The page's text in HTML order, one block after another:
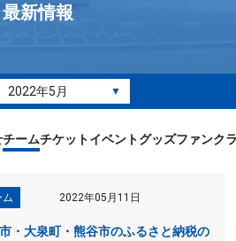
最新情報
2022年5月 ▼
チームチケットイベントグッズファンク
ム 2022年05月11日
・大泉町・熊谷市のふるさと納税の